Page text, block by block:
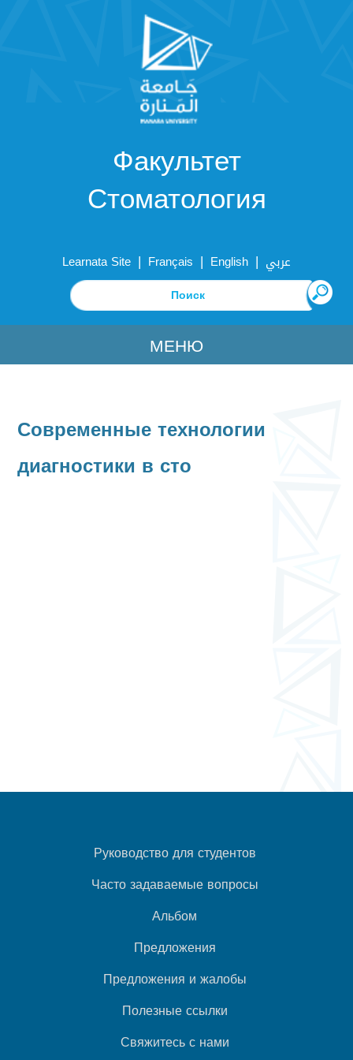
Факультет
Стоматология
Learnata Site | Français | English | عربي
МЕНЮ
Современные технологии
диагностики в сто
Руководство для студентов
Часто задаваемые вопросы
Альбом
Предложения
Предложения и жалобы
Полезные ссылки
Свяжитесь с нами